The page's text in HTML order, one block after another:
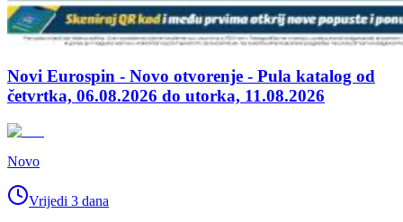
Novi Eurospin - Novo otvorenje - Pula katalog od
četvrtka, 06.08.2026 do utorka, 11.08.2026
Novo
Vrijedi 3 dana